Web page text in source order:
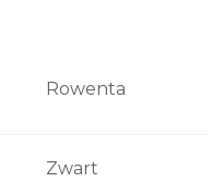
Rowenta
Zwart